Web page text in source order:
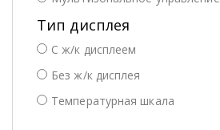
Тип дисплея
С ж/к дисплеем
Без ж/к дисплея
Температурная шкала